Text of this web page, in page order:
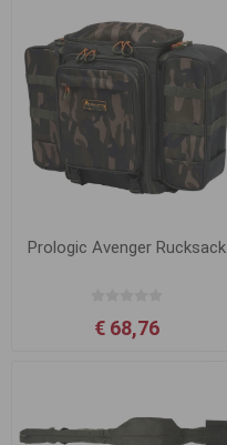
Prologic Avenger Rucksack
€ 68,76